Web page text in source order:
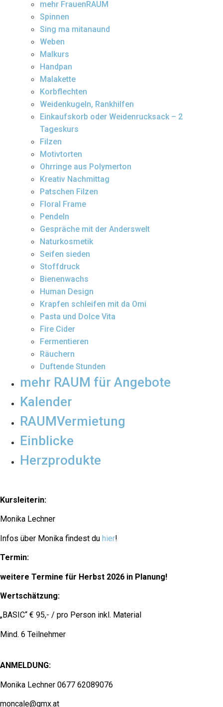
mehr FrauenRAUM
Spinnen
Sing ma mitanaund
Weben
Malkurs
Handpan
Malakette
Korbflechten
Weidenkugeln, Rankhilfen
Einkaufskorb oder Weidenrucksack – 2
Tageskurs
Filzen
Motivtorten
Ohrringe aus Polymerton
Kreativ Nachmittag
Patschen Filzen
Floral Frame
Pendeln
Gespräche mit der Anderswelt
Naturkosmetik
Seifen sieden
Stoffdruck
Bienenwachs
Human Design
Krapfen schleifen mit da Omi
Pasta und Dolce Vita
Fire Cider
Fermentieren
Räuchern
Duftende Stunden
mehr RAUM für Angebote
Kalender
RAUMVermietung
Einblicke
Herzprodukte
Kursleiterin:
Monika Lechner
Infos über Monika findest du hier!
Termin:
weitere Termine für Herbst 2026 in Planung!
Wertschätzung:
„BASIC“ € 95,- / pro Person inkl. Material
Mind. 6 Teilnehmer
ANMELDUNG:
Monika Lechner 0677 62089076
moncale@gmx.at